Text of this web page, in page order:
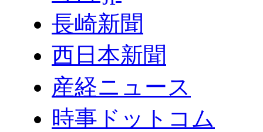
長崎新聞
西日本新聞
産経ニュース
時事ドットコム